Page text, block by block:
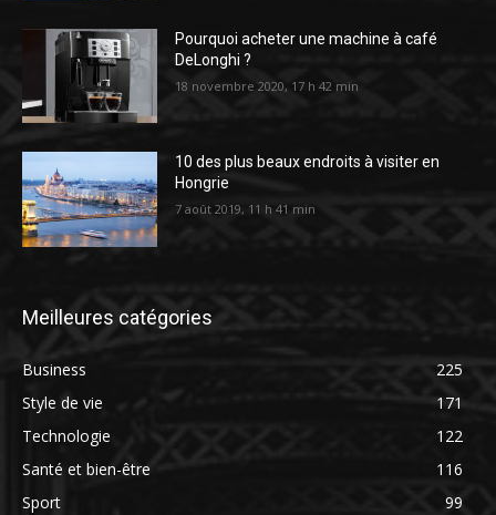
Pourquoi acheter une machine à café
DeLonghi ?
18 novembre 2020, 17 h 42 min
10 des plus beaux endroits à visiter en
Hongrie
7 août 2019, 11 h 41 min
Meilleures catégories
Business
225
Style de vie
171
Technologie
122
Santé et bien-être
116
Sport
99